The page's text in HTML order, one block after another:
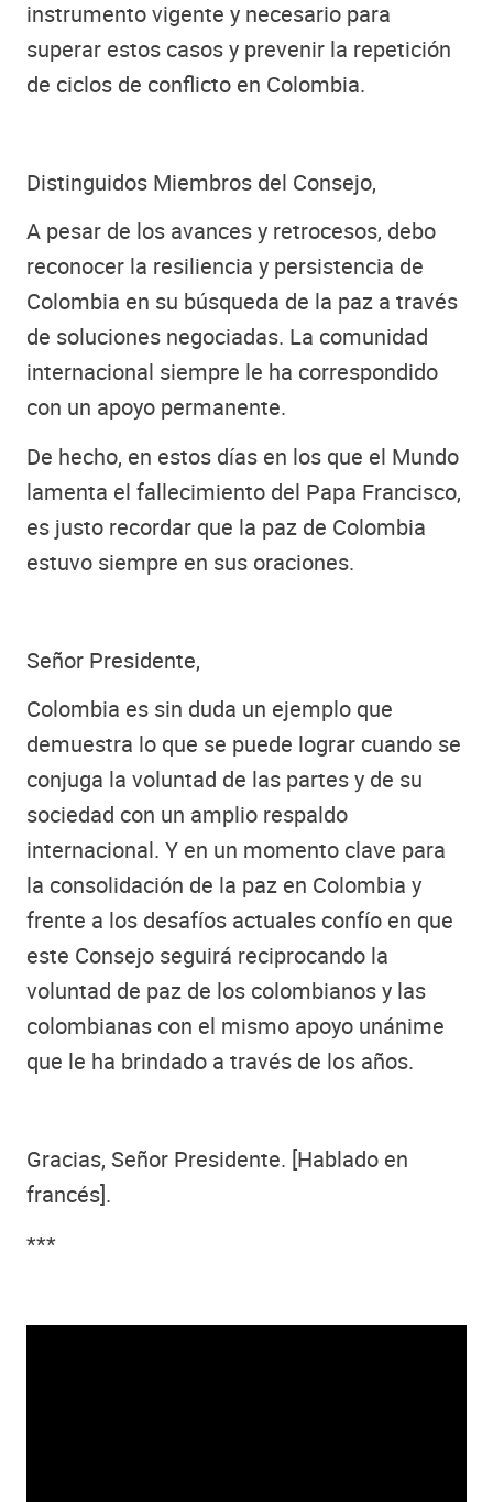
instrumento vigente y necesario para
superar estos casos y prevenir la repetición
de ciclos de conflicto en Colombia.
Distinguidos Miembros del Consejo,
A pesar de los avances y retrocesos, debo
reconocer la resiliencia y persistencia de
Colombia en su búsqueda de la paz a través
de soluciones negociadas. La comunidad
internacional siempre le ha correspondido
con un apoyo permanente.
De hecho, en estos días en los que el Mundo
lamenta el fallecimiento del Papa Francisco,
es justo recordar que la paz de Colombia
estuvo siempre en sus oraciones.
Señor Presidente,
Colombia es sin duda un ejemplo que
demuestra lo que se puede lograr cuando se
conjuga la voluntad de las partes y de su
sociedad con un amplio respaldo
internacional. Y en un momento clave para
la consolidación de la paz en Colombia y
frente a los desafíos actuales confío en que
este Consejo seguirá reciprocando la
voluntad de paz de los colombianos y las
colombianas con el mismo apoyo unánime
que le ha brindado a través de los años.
Gracias, Señor Presidente. [Hablado en
francés].
***